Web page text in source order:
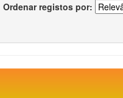
Ordenar registos por: